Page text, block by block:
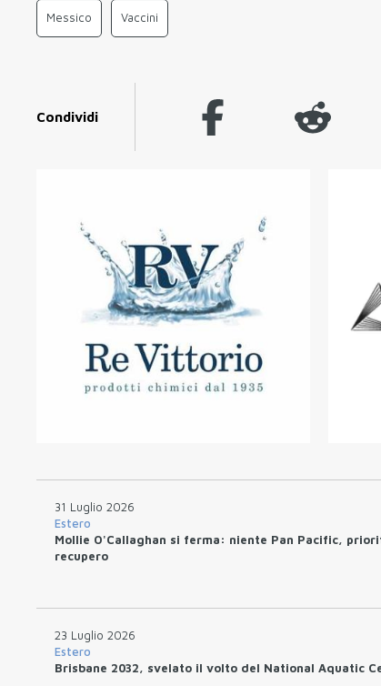
Messico Vaccini
Condividi
31 Luglio 2026
Estero
Mollie O'Callaghan si ferma: niente Pan Pacific,
recupero
23 Luglio 2026
Estero
Brisbane 2032, svelato il volto del National Aquatic